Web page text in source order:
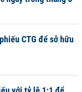
CTG để sở hữu